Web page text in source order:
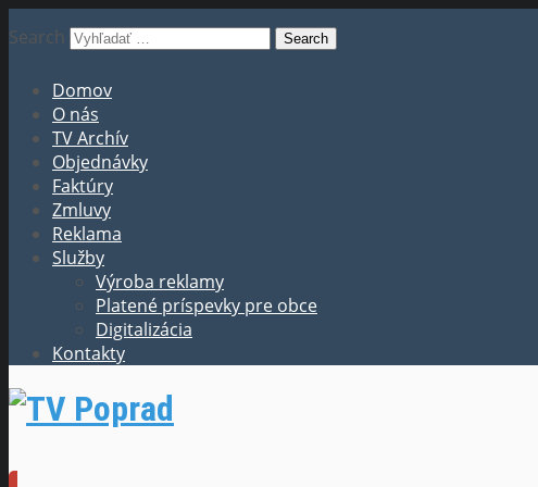
Search
Domov
O nás
TV Archív
Objednávky
Faktúry
Zmluvy
Reklama
Služby
Výroba reklamy
Platené príspevky pre obce
Digitalizácia
Kontakty